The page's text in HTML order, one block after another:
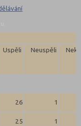
Uspěli Neuspěli
26 1
25 1